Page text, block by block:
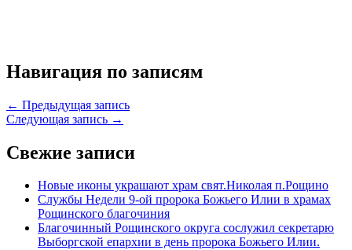
Навигация по записям
← Предыдущая запись
Следующая запись →
Свежие записи
Новые иконы украшают храм свят.Николая п.Рощино
Службы Недели 9-ой пророка Божьего Илии в храмах
Рощинского благочиния
Благочинный Рощинского округа сослужил секретарю
Выборгской епархии в день пророка Божьего Илии.